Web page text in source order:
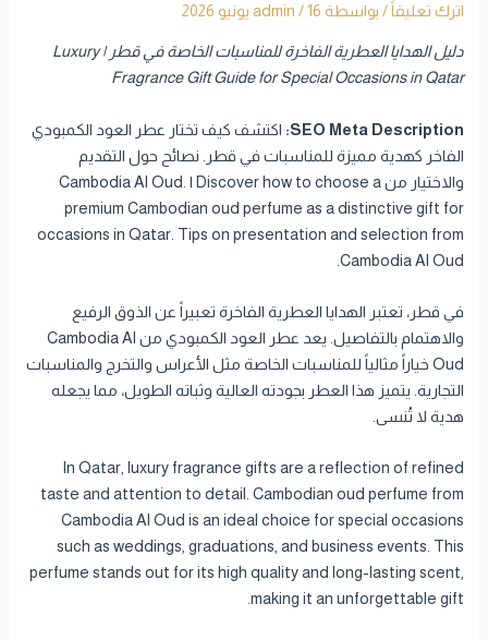
اترك تعليقاً / بواسطة admin /16 يونيو 2026
دليل الهدايا العطرية الفاخرة للمناسبات الخاصة في قطر | Luxury
Fragrance Gift Guide for Special Occasions in Qatar
SEO Meta Description: اكتشف كيف تختار عطر العود الكمبودي
الفاخر كهدية مميزة للمناسبات في قطر. نصائح حول التقديم
والاختيار من Cambodia Al Oud. | Discover how to choose a
premium Cambodian oud perfume as a distinctive gift for
occasions in Qatar. Tips on presentation and selection from
Cambodia Al Oud.
في قطر، تعتبر الهدايا العطرية الفاخرة تعبيراً عن الذوق الرفيع
والاهتمام بالتفاصيل. يعد عطر العود الكمبودي من Cambodia Al
Oud خياراً مثالياً للمناسبات الخاصة مثل الأعراس والتخرج والمناسبات
التجارية. يتميز هذا العطر بجودته العالية وثباته الطويل، مما يجعله
هدية لا تُنسى.
In Qatar, luxury fragrance gifts are a reflection of refined
taste and attention to detail. Cambodian oud perfume from
Cambodia Al Oud is an ideal choice for special occasions
such as weddings, graduations, and business events. This
perfume stands out for its high quality and long-lasting scent,
making it an unforgettable gift.